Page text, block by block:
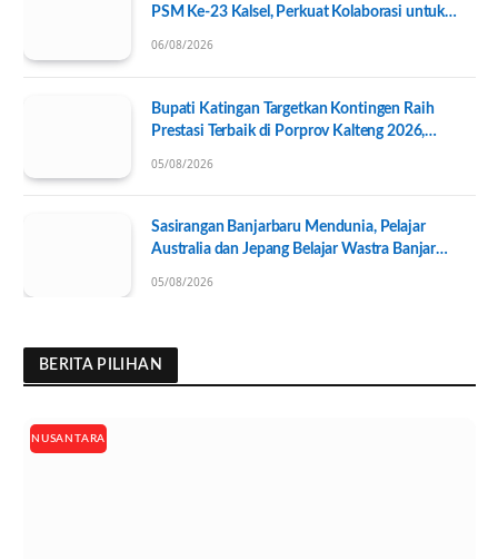
PSM Ke-23 Kalsel, Perkuat Kolaborasi untuk
06/08/2026
Bupati Katingan Targetkan Kontingen Raih
Prestasi Terbaik di Porprov Kalteng 2026,
05/08/2026
Sasirangan Banjarbaru Mendunia, Pelajar
Australia dan Jepang Belajar Wastra Banjar
05/08/2026
BERITA PILIHAN
NUSANTARA